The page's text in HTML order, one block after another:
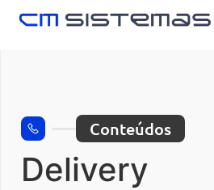
Conteúdos
Delivery